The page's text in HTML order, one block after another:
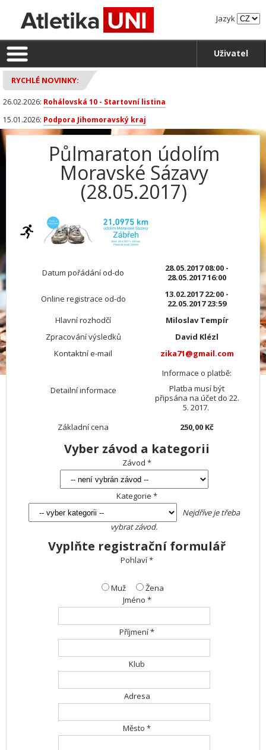
Jazyk
Uživatel
RYCHLÉ NOVINKY:
26.02.2026: Rohálovská 10 - Startovní listina
15.01.2026: Podpora Jihomoravský kraj
Půlmaraton údolím
Moravské Sázavy
(28.05.2017)
Datum pořádání od-do
28.05.2017 08:00 -
28.05.2017 16:00
Online registrace od-do
13.02.2017 22:00 -
22.05.2017 23:59
Hlavní rozhodčí
Miloslav Tempír
Zpracování výsledků
David Klézl
Kontaktní e-mail
zika71@gmail.com
Detailní informace
Informace o platbě:
Platba musí být
připsána na účet do 22.
5. 2017.
Základní cena
250,00 Kč
Vyber závod a kategorii
Závod *
Kategorie *
Nejdříve je třeba
vybrat závod.
Vyplňte registrační formulář
Pohlaví *
Muž
Žena
Jméno *
Příjmení *
Klub
Adresa
Město *